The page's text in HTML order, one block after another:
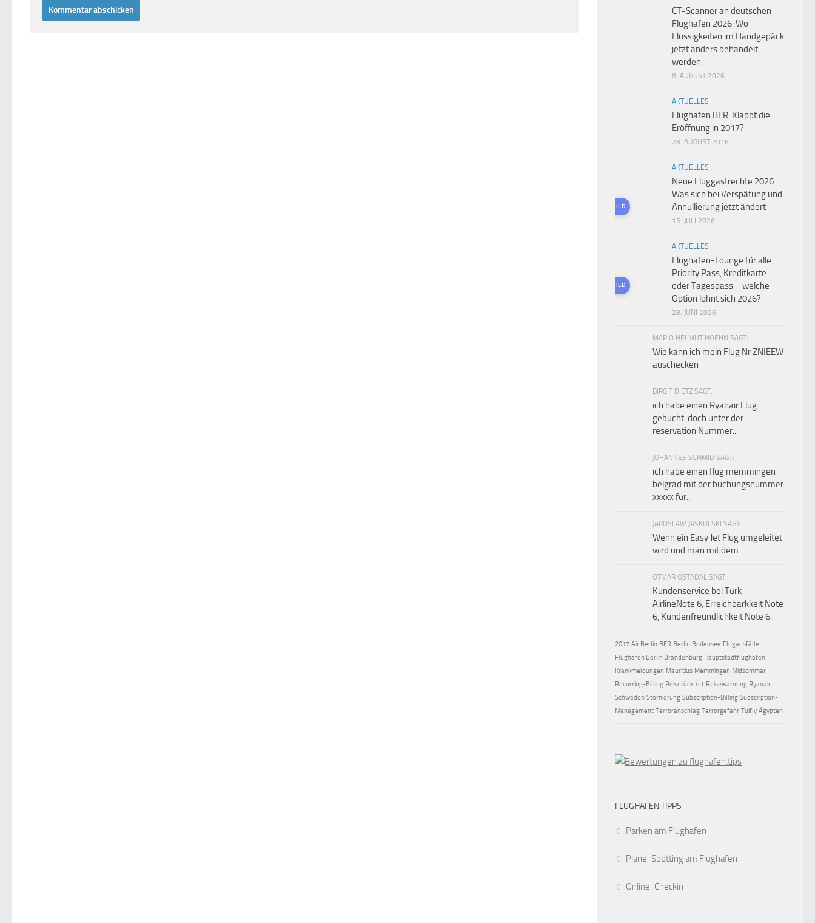
CT-Scanner an deutschen
Flughäfen 2026: Wo
Flüssigkeiten im Handgepäck
jetzt anders behandelt
werden
8. AUGUST 2026
AKTUELLES
Flughafen BER: Klappt die
Eröffnung in 2017?
28. AUGUST 2016
KI-GENERIERTES BILD
AKTUELLES
Neue Fluggastrechte 2026:
Was sich bei Verspätung und
Annullierung jetzt ändert
15. JULI 2026
KI-GENERIERTES BILD
AKTUELLES
Flughafen-Lounge für alle:
Priority Pass, Kreditkarte
oder Tagespass – welche
Option lohnt sich 2026?
28. JUNI 2026
MARIO HELMUT HOEHN SAGT:
Wie kann ich mein Flug Nr ZNIEEW
auschecken
BIRGIT DIETZ SAGT:
ich habe einen Ryanair Flug
gebucht, doch unter der
reservation Nummer...
JOHANNES SCHMID SAGT:
ich habe einen flug memmingen -
belgrad mit der buchungsnummer
xxxxx für...
JAROSLAW JASKULSKI SAGT:
Wenn ein Easy Jet Flug umgeleitet
wird und man mit dem...
OTMAR OSTADAL SAGT:
Kundenservice bei Türk
AirlineNote 6, Erreichbarkkeit Note
6, Kundenfreundlichkeit Note 6.
2017 Air Berlin BER Berlin Bodensee Flugausfälle
Flughafen Berlin Brandenburg Hauptstadtflughafen
Krankmeldungen Mauritius Memmingen Midsommar
Recurring-Billing Reiserücktritt Reisewarnung Ryanair
Schweden Stornierung Subscription-Billing Subscription-
Management Terroranschlag Terrorgefahr Tuifly Ägypten
FLUGHAFEN TIPPS
Parken am Flughafen
Plane-Spotting am Flughafen
Online-Checkin